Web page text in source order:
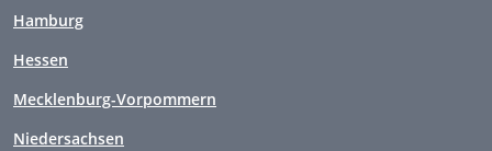
Hamburg
Hessen
Mecklenburg-Vorpommern
Niedersachsen